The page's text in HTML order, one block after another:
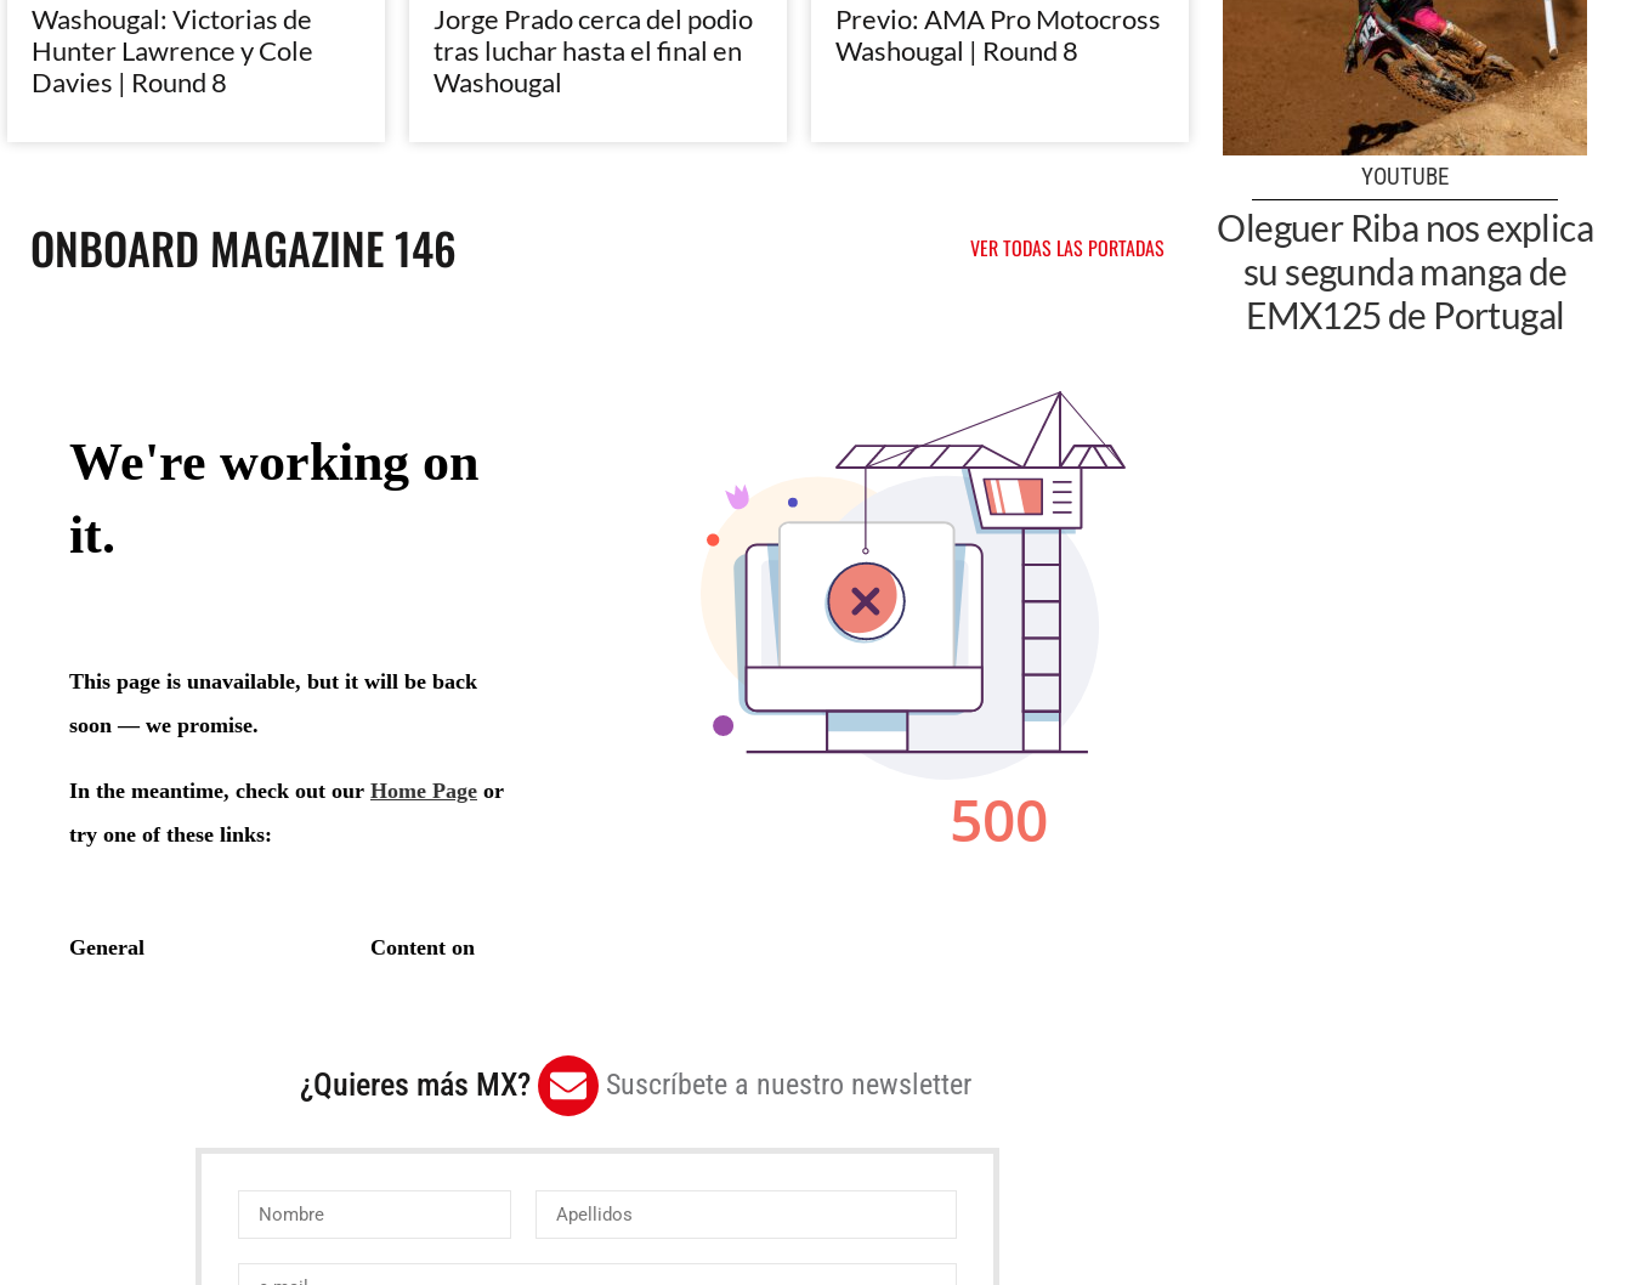
Washougal: Victorias de
Hunter Lawrence y Cole
Davies | Round 8
Jorge Prado cerca del podio
tras luchar hasta el final en
Washougal
Previo: AMA Pro Motocross
Washougal | Round 8
ONBOARD MAGAZINE 146 VER TODAS LAS PORTADAS
¿Quieres más MX? Suscríbete a nuestro newsletter
YOUTUBE
Oleguer Riba nos explica
su segunda manga de
EMX125 de Portugal